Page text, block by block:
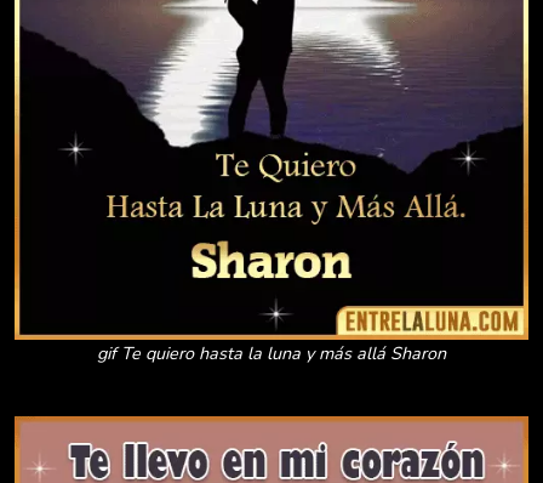
gif Te quiero hasta la luna y más allá Sharon